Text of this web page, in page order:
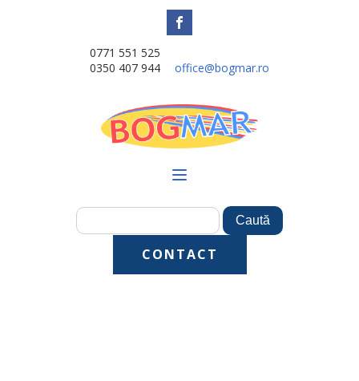
0771 551 525
0350 407 944
office@bogmar.ro
CONTACT